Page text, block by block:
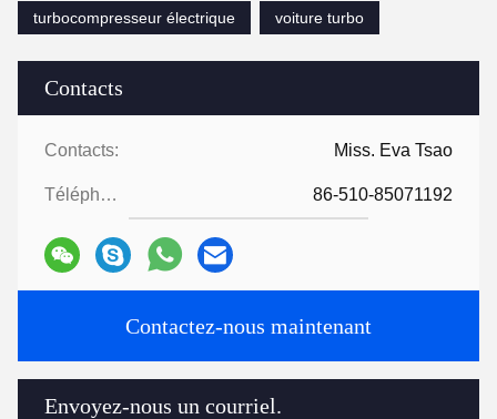
Contacts
Contacts: Miss. Eva Tsao
Téléphone: 86-510-85071192
Contactez-nous maintenant
Envoyez-nous un courriel.
turbocompresseur électrique voiture turbo